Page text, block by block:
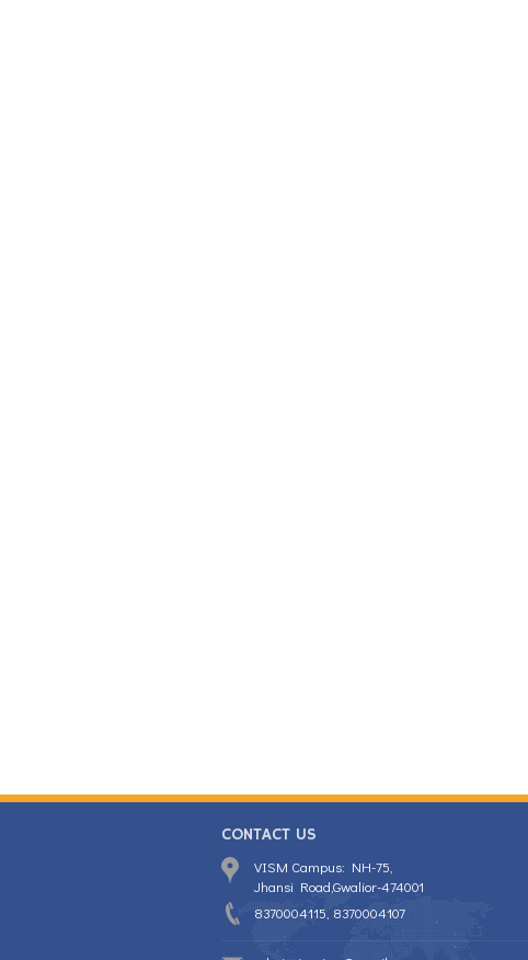
CONTACT US
VISM Campus: NH-75,
Jhansi Road,Gwalior-474001
8370004115, 8370004107